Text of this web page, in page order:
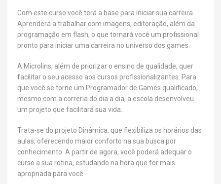
Com este curso você terá a base para iniciar sua carreira.
Aprenderá a trabalhar com imagens, editoração, além da
programação em flash, o que tornará você um profissional
pronto para iniciar uma carreira no universo dos games.
A Microlins, além de priorizar o ensino de qualidade, quer
facilitar o seu acesso aos cursos profissionalizantes. Para
que você se torne um Programador de Games qualificado,
mesmo com a correria do dia a dia, a escola desenvolveu
um projeto que facilitará sua vida.
Trata-se do projeto Dinâmica, que flexibiliza os horários das
aulas, oferecendo maior conforto na sua busca por
conhecimento. A partir de agora, você poderá adequar o
curso a sua rotina, estudando na hora que for mais
apropriada para você.